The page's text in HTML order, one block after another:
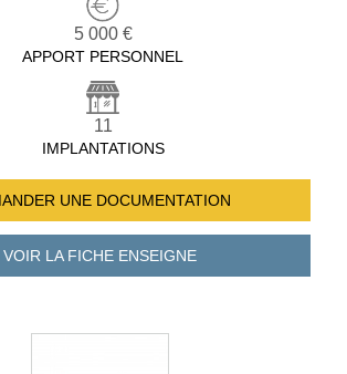
5 000 €
APPORT PERSONNEL
11
IMPLANTATIONS
UNE DOCUMENTATION
VOIR LA FICHEENSEIGNE